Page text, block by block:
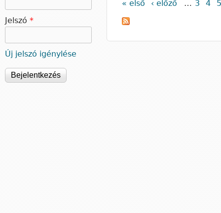
Oldalak
« első ‹ előző … 3 4 5
Jelszó *
Új jelszó igénylése